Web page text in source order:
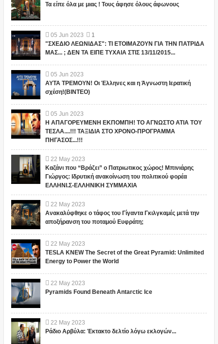
Τα είπε όλα με μιας ! Τους άφησε όλους άφωνους
05 Jun 2023
1
"ΣΧΕΔΙΟ ΛΕΩΝΙΔΑΣ": ΤΙ ΕΤΟΙΜΑΖΟΥΝ ΓΙΑ ΤΗΝ ΠΑΤΡΙΔΑ
ΜΑΣ... ; ΔΕΝ ΤΑ ΕΙΠΕ ΤΥΧΑΙΑ ΣΤΙΣ 13/11/2015...
05 Jun 2023
ΑΥΤΑ ΤΡΕΜΟΥΝ! Οι Έλληνες και η Άγνωστη Ιερατική
σχέση!(ΒΙΝΤΕΟ)
05 Jun 2023
Η ΑΠΑΓΟΡΕΥΜΕΝΗ ΕΚΠΟΜΠΗ! ΤΟ ΑΓΝΩΣΤΟ ΑΤΙΑ ΤΟΥ
ΤΕΣΛΑ....!!! ΤΑΞΙΔΙΑ ΣΤΟ ΧΡΟΝΟ-ΠΡΟΓΡΑΜΜΑ
ΠΗΓΑΣΟΣ...!!!
22 May 2023
Καζάνι που “Βράζει” ο Πατριωτικος χώρος! Μπινιάρης
Γιώργος: Ιδρυτική ανακοίνωση του πολιτικού φορέα
ΕΛΛΗΝΙ.Σ-ΕΛΛΗΝΙΚΗ ΣΥΜΜΑΧΙΑ
22 May 2023
Ανακαλύφθηκε ο τάφος του Γίγαντα Γκιλγκαμές μετά την
αποξήρανση του ποταμού Ευφράτη;
22 May 2023
TESLA KNEW The Secret of the Great Pyramid: Unlimited
Energy to Power the World
22 May 2023
Pyramids Found Beneath Antarctic Ice
22 May 2023
Ράδιο Αρβύλα: Έκτακτο δελτίο λόγω εκλογών...